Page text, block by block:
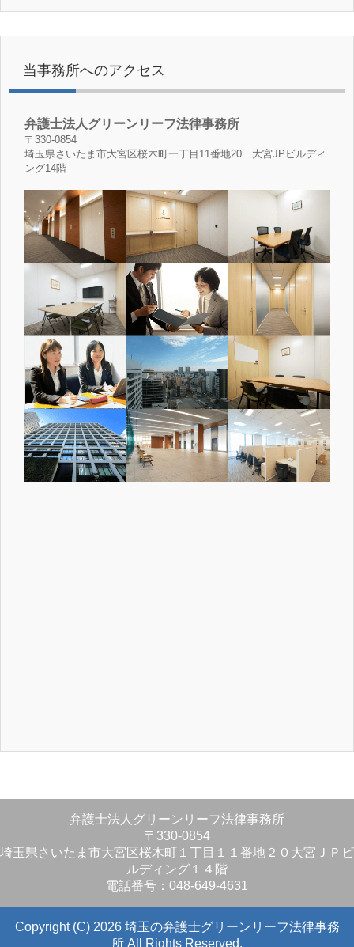
当事務所へのアクセス
弁護士法人グリーンリーフ法律事務所
〒330-0854
埼玉県さいたま市大宮区桜木町一丁目11番地20 大宮JPビルディ
ング14階
弁護士法人グリーンリーフ法律事務所
〒330-0854
埼玉県さいたま市大宮区桜木町１丁目１１番地２０大宮ＪＰビ
ルディング１４階
電話番号：048-649-4631
Copyright (C) 2026 埼玉の弁護士グリーンリーフ法律事務
所 All Rights Reserved.